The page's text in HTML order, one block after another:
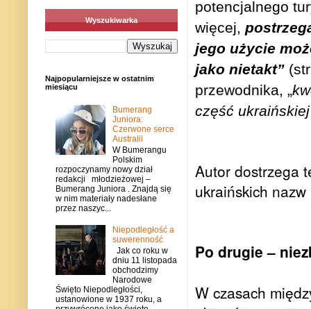
potencjalnego
więcej,
jego użycie
jako nietakt”
przewodnika, „
część
Autor dostrzega
ukraińskich
Po drugie –
W czasach
Wyszukiwarka
Najpopularniejsze w ostatnim
miesiącu
Bumerang
Juniora:
Czerwone serce
Australii
W Bumerangu
Polskim
rozpoczynamy nowy dział
redakcji młodzieżowej –
Bumerang Juniora . Znajdą się
w nim materiały nadesłane
przez naszyc...
Niepodległość a
suwerenność
Jak co roku w
dniu 11 listopada
obchodzimy
Narodowe
Święto Niepodległości,
ustanowione w 1937 roku, a